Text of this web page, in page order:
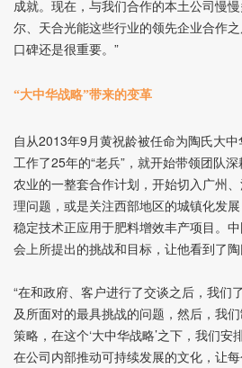
成就。现在，与我们合作的本土公司慢
尔、天合光能这些行业的领先企业合作
口碑还是很重要。”
“大中华战略”带来的变革
自从2013年9月黄祝龄被任命为陶氏大
工作了25年的“老兵”，就开始带领团队
农业的一整套合作计划，开始切入广州
理问题，或是关注西部地区的城镇化发
稳定技术正应用于肥料增效丰产项目。
会上所提出的挑战和目标，让他看到了陶
“在和政府、客户进行了交谈之后，我们
及所面对的最具挑战的问题，然后，我
策略，在这个‘大中华战略’之下，我们安
在公司内部推动可持续发展的文化，让